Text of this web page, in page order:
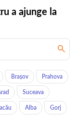
a ajunge la
Brașov Prahova
Suceava
Alba Gorj